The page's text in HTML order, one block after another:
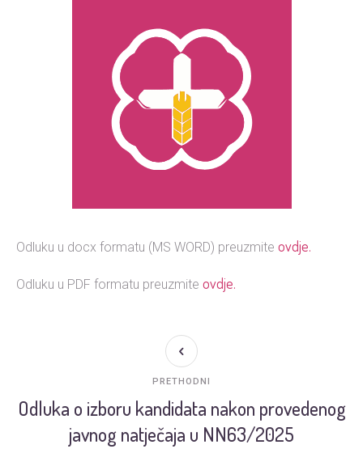
Odluku u docx formatu (MS WORD) preuzmite ovdje.
Odluku u PDF formatu preuzmite ovdje.
Odluka o izboru kandidata nakon provedenog
javnog natječaja u NN63/2025
PRETHODNI